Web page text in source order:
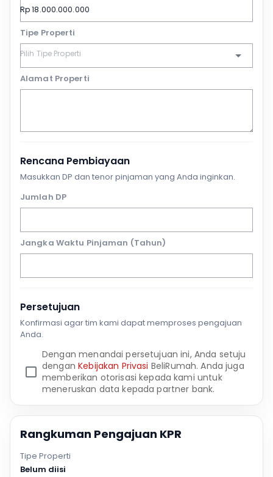
Tipe Properti
Alamat Properti
Rencana Pembiayaan
Masukkan DP dan tenor pinjaman yang Anda inginkan.
Jumlah DP
Jangka Waktu Pinjaman (Tahun)
Persetujuan
Konfirmasi agar tim kami dapat memproses pengajuan
Anda.
Dengan menandai persetujuan ini, Anda setuju
denganKebijakan Privasi BeliRumah. Anda juga
memberikan otorisasi kepada kami untuk
meneruskan data kepada partner bank.
Rangkuman Pengajuan KPR
Tipe Properti
Belum diisi